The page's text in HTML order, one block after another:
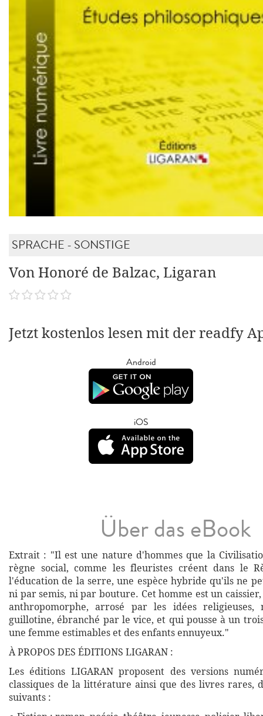
SPRACHE - SONSTIGE
Von Honoré de Balzac, Ligaran
Jetzt kostenlos lesen mit der readfy
Android
iOS
Über das eBook
Extrait : "Il est une nature d'hommes que la
règne social, comme les fleuristes créent dans le
l'éducation de la serre, une espèce hybride qu'ils ne
ni par semis, ni par bouture. Cet homme est un
anthropomorphe, arrosé par les idées
guillotine, ébranché par le vice, et qui pousse à un
une femme estimables et des enfants ennuyeux."
À PROPOS DES ÉDITIONS LIGARAN :
Les éditions LIGARAN proposent des versions
classiques de la littérature ainsi que des livres rares,
suivants :